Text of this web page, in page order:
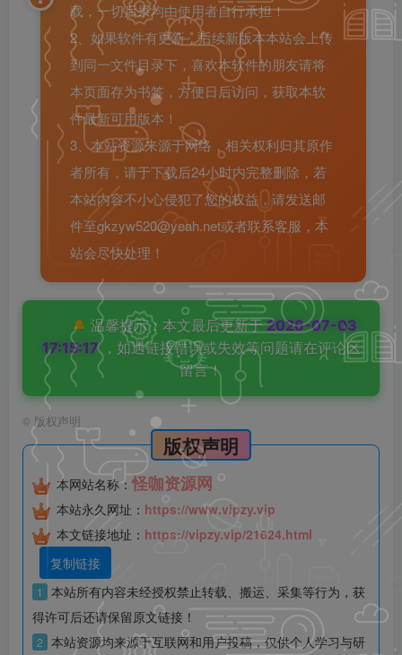
载，一切后果均由使用者自行承担！
2、如果软件有更新，后续新版本本站会上传
到同一文件目录下，喜欢本软件的朋友请将
本页面存为书签，方便日后访问，获取本软
件最新可用版本！
3、本站资源来源于网络，相关权利归其原作
者所有，请于下载后24小时内完整删除，若
本站内容不小心侵犯了您的权益，请发送邮
件至gkzyw520@yeah.net或者联系客服，本
站会尽快处理！
🔔 温馨提示：本文最后更新于 2026-07-03
17:15:17 ，如遇链接错误或失效等问题请在评论区
留言！
© 版权声明
版权声明
本网站名称：怪咖资源网
本站永久网址： https://www.vipzy.vip
本文链接地址： https://vipzy.vip/21624.html
复制链接
1
本站所有内容未经授权禁止转载、搬运、采集等行为，获
得许可后还请保留原文链接！
2 本站资源均来源于互联网和用户投稿，仅供个人学习与研